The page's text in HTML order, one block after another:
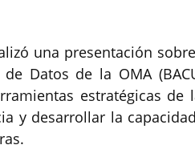
una presentación
Datos de la OMA
estratégicas de
y desarrollar la